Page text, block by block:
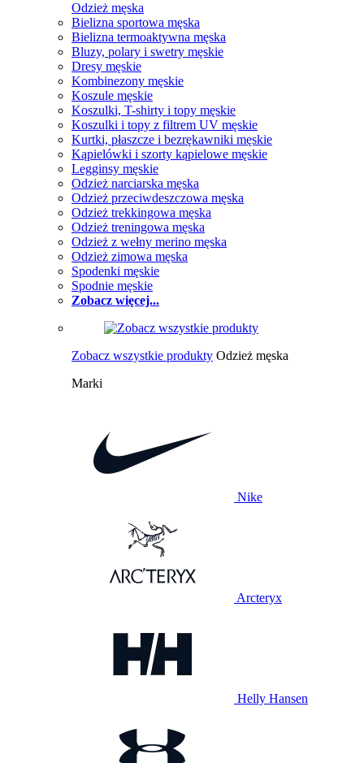
Odzież męska
Bielizna sportowa męska
Bielizna termoaktywna męska
Bluzy, polary i swetry męskie
Dresy męskie
Kombinezony męskie
Koszule męskie
Koszulki, T-shirty i topy męskie
Koszulki i topy z filtrem UV męskie
Kurtki, płaszcze i bezrękawniki męskie
Kąpielówki i szorty kąpielowe męskie
Legginsy męskie
Odzież narciarska męska
Odzież przeciwdeszczowa męska
Odzież trekkingowa męska
Odzież treningowa męska
Odzież z wełny merino męska
Odzież zimowa męska
Spodenki męskie
Spodnie męskie
Zobacz więcej...
Zobacz wszystkie produkty Odzież męska
Marki
Nike
Arcteryx
Helly Hansen